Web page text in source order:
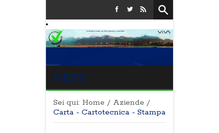
MENU
Sei qui: Home / Aziende /
Carta - Cartotecnica - Stampa